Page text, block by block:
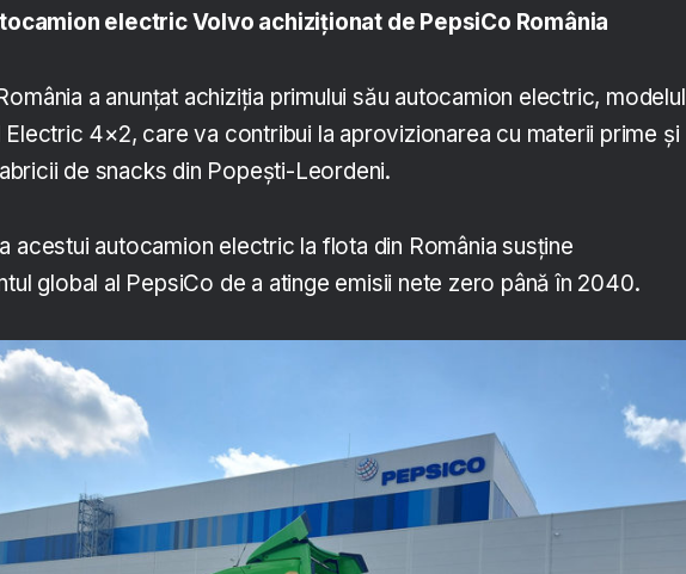
electric Volvo achiziționat de PepsiCo România
a anunțat achiziția primului său autocamion electric, modelul
4×2, care va contribui la aprovizionarea cu materii prime și
de snacks din Popești-Leordeni.
acestui autocamion electric la flota din România susține
global al PepsiCo de a atinge emisii nete zero până în 2040.